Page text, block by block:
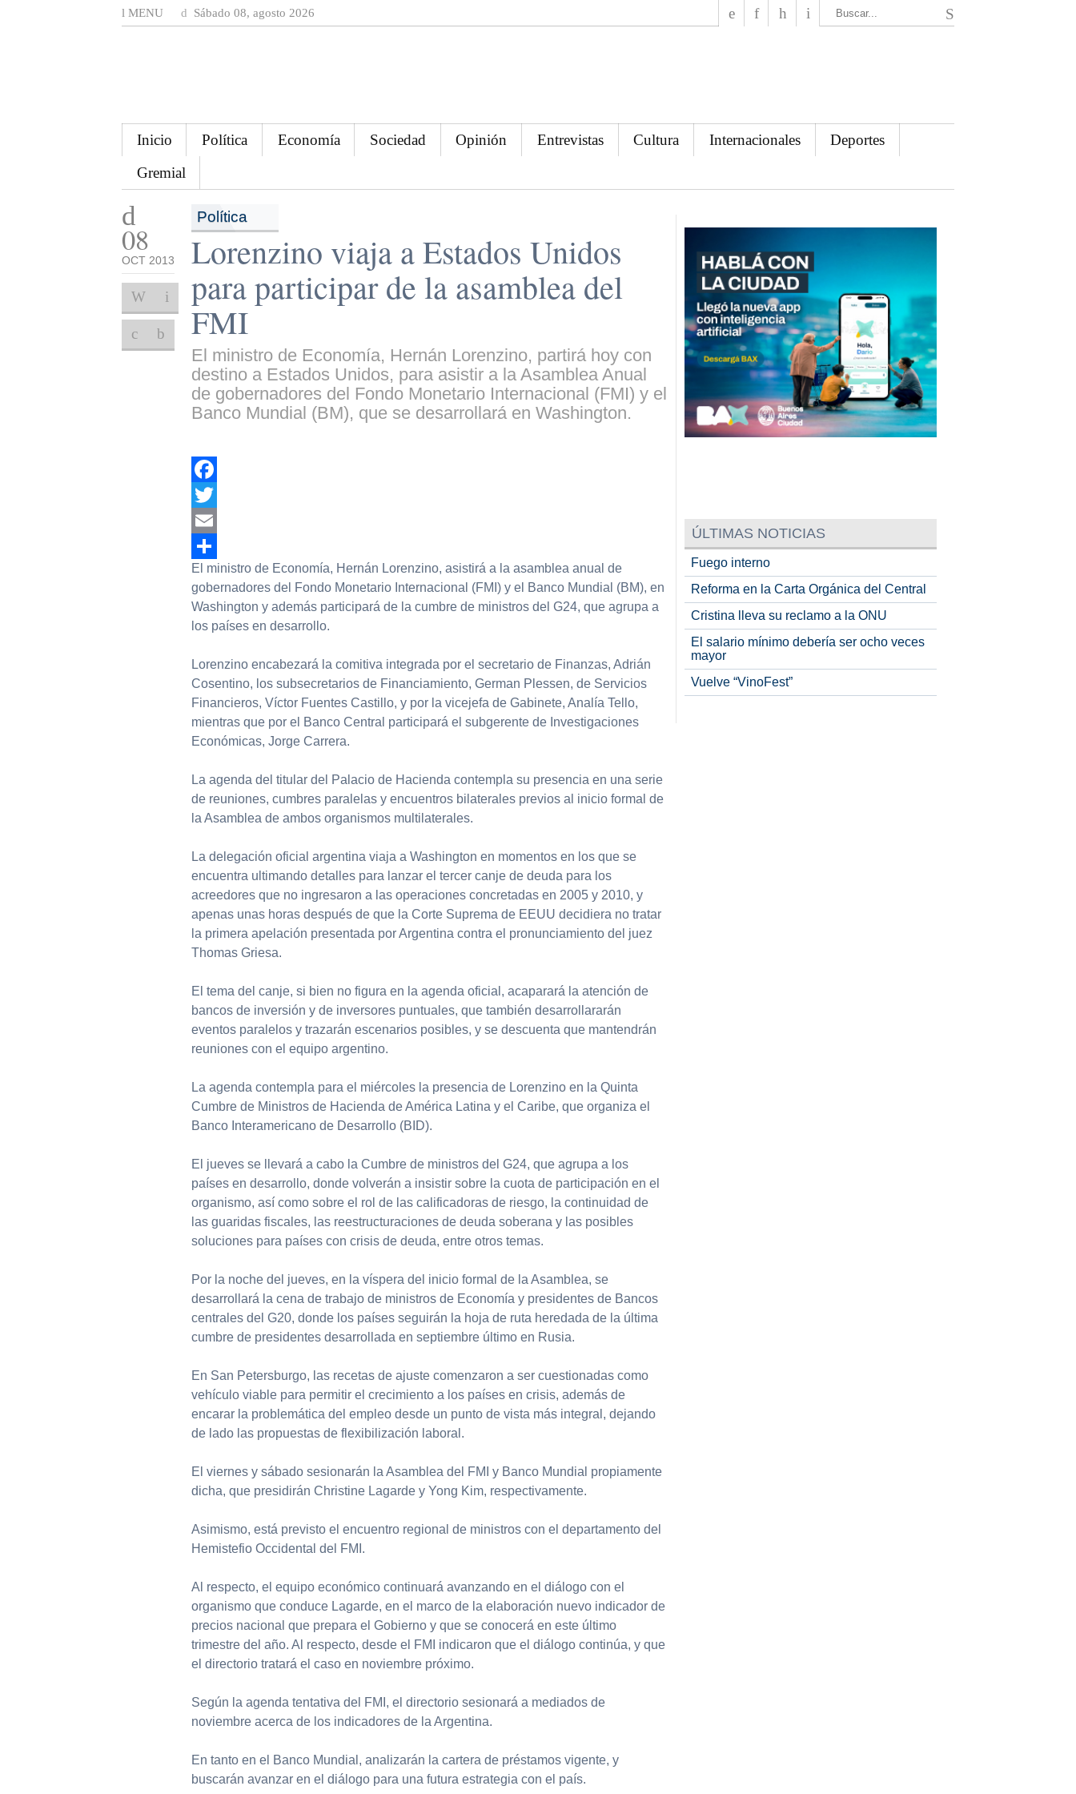
MENU Sábado 08, agosto 2026
Inicio Política Economía Sociedad Opinión Entrevistas Cultura Internacionales
Deportes
Gremial
08
OCT 2013
Política
Lorenzino viaja a Estados Unidos
para participar de la asamblea del
FMI
El ministro de Economía, Hernán Lorenzino, partirá hoy con
destino a Estados Unidos, para asistir a la Asamblea Anual
de gobernadores del Fondo Monetario Internacional (FMI) y el
Banco Mundial (BM), que se desarrollará en Washington.
Facebook
Twitter
Email
Compartir
El ministro de Economía, Hernán Lorenzino, asistirá a la asamblea anual de
gobernadores del Fondo Monetario Internacional (FMI) y el Banco Mundial (BM), en
Washington y además participará de la cumbre de ministros del G24, que agrupa a
los países en desarrollo.
Lorenzino encabezará la comitiva integrada por el secretario de Finanzas, Adrián
Cosentino, los subsecretarios de Financiamiento, German Plessen, de Servicios
Financieros, Víctor Fuentes Castillo, y por la vicejefa de Gabinete, Analía Tello,
mientras que por el Banco Central participará el subgerente de Investigaciones
Económicas, Jorge Carrera.
La agenda del titular del Palacio de Hacienda contempla su presencia en una serie
de reuniones, cumbres paralelas y encuentros bilaterales previos al inicio formal de
la Asamblea de ambos organismos multilaterales.
La delegación oficial argentina viaja a Washington en momentos en los que se
encuentra ultimando detalles para lanzar el tercer canje de deuda para los
acreedores que no ingresaron a las operaciones concretadas en 2005 y 2010, y
apenas unas horas después de que la Corte Suprema de EEUU decidiera no tratar
la primera apelación presentada por Argentina contra el pronunciamiento del juez
Thomas Griesa.
El tema del canje, si bien no figura en la agenda oficial, acaparará la atención de
bancos de inversión y de inversores puntuales, que también desarrollararán
eventos paralelos y trazarán escenarios posibles, y se descuenta que mantendrán
reuniones con el equipo argentino.
La agenda contempla para el miércoles la presencia de Lorenzino en la Quinta
Cumbre de Ministros de Hacienda de América Latina y el Caribe, que organiza el
Banco Interamericano de Desarrollo (BID).
El jueves se llevará a cabo la Cumbre de ministros del G24, que agrupa a los
países en desarrollo, donde volverán a insistir sobre la cuota de participación en el
organismo, así como sobre el rol de las calificadoras de riesgo, la continuidad de
las guaridas fiscales, las reestructuraciones de deuda soberana y las posibles
soluciones para países con crisis de deuda, entre otros temas.
Por la noche del jueves, en la víspera del inicio formal de la Asamblea, se
desarrollará la cena de trabajo de ministros de Economía y presidentes de Bancos
centrales del G20, donde los países seguirán la hoja de ruta heredada de la última
cumbre de presidentes desarrollada en septiembre último en Rusia.
En San Petersburgo, las recetas de ajuste comenzaron a ser cuestionadas como
vehículo viable para permitir el crecimiento a los países en crisis, además de
encarar la problemática del empleo desde un punto de vista más integral, dejando
de lado las propuestas de flexibilización laboral.
El viernes y sábado sesionarán la Asamblea del FMI y Banco Mundial propiamente
dicha, que presidirán Christine Lagarde y Yong Kim, respectivamente.
Asimismo, está previsto el encuentro regional de ministros con el departamento del
Hemistefio Occidental del FMI.
Al respecto, el equipo económico continuará avanzando en el diálogo con el
organismo que conduce Lagarde, en el marco de la elaboración nuevo indicador de
precios nacional que prepara el Gobierno y que se conocerá en este último
trimestre del año. Al respecto, desde el FMI indicaron que el diálogo continúa, y que
el directorio tratará el caso en noviembre próximo.
Según la agenda tentativa del FMI, el directorio sesionará a mediados de
noviembre acerca de los indicadores de la Argentina.
En tanto en el Banco Mundial, analizarán la cartera de préstamos vigente, y
buscarán avanzar en el diálogo para una futura estrategia con el país.
ÚLTIMAS NOTICIAS
Fuego interno
Reforma en la Carta Orgánica del Central
Cristina lleva su reclamo a la ONU
El salario mínimo debería ser ocho veces
mayor
Vuelve “VinoFest”